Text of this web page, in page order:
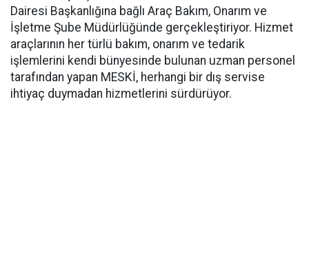
Dairesi Başkanlığına bağlı Araç Bakım, Onarım ve
İşletme Şube Müdürlüğünde gerçekleştiriyor. Hizmet
araçlarının her türlü bakım, onarım ve tedarik
işlemlerini kendi bünyesinde bulunan uzman personel
tarafından yapan MESKİ, herhangi bir dış servise
ihtiyaç duymadan hizmetlerini sürdürüyor.